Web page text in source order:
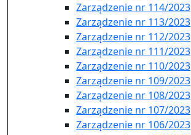
Zarządzenie nr 114/2023
Zarządzenie nr 113/2023
Zarządzenie nr 112/2023
Zarządzenie nr 111/2023
Zarządzenie nr 110/2023
Zarządzenie nr 109/2023
Zarządzenie nr 108/2023
Zarządzenie nr 107/2023
Zarządzenie nr 106/2023